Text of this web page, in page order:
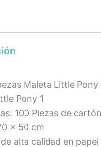
Maleta Little Pony
Pony 1
100 Piezas de cartón
x 50 cm
alta calidad en papel